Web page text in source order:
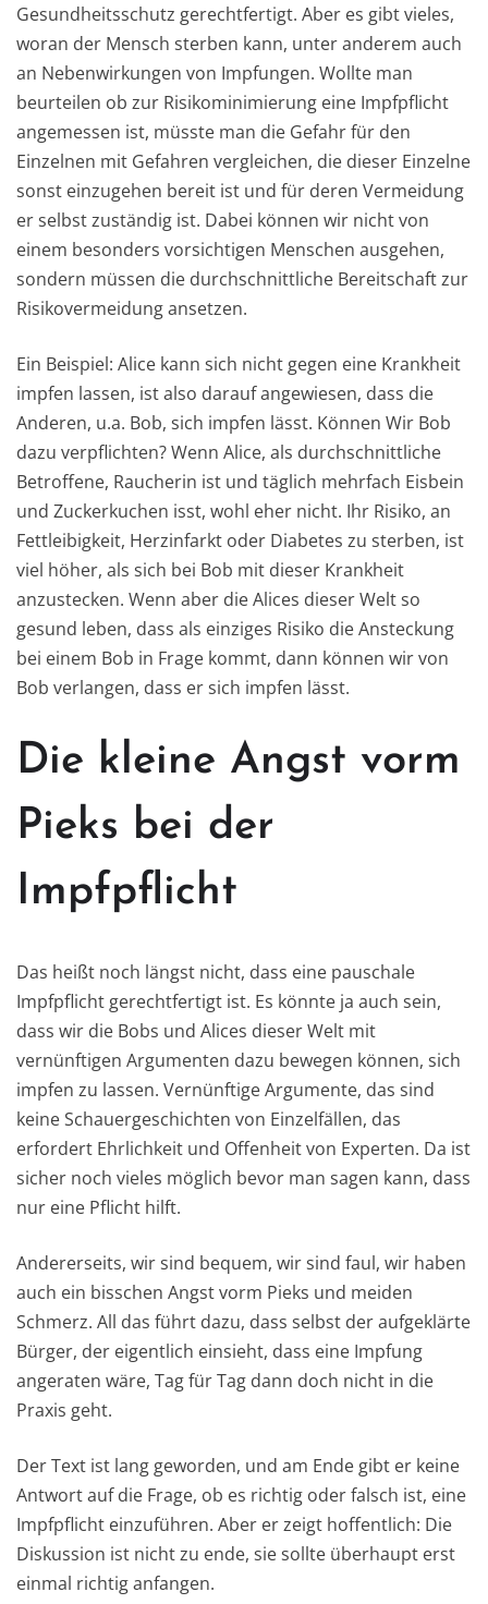
Gesundheitsschutz gerechtfertigt. Aber es gibt vieles,
woran der Mensch sterben kann, unter anderem auch
an Nebenwirkungen von Impfungen. Wollte man
beurteilen ob zur Risikominimierung eine Impfpflicht
angemessen ist, müsste man die Gefahr für den
Einzelnen mit Gefahren vergleichen, die dieser Einzelne
sonst einzugehen bereit ist und für deren Vermeidung
er selbst zuständig ist. Dabei können wir nicht von
einem besonders vorsichtigen Menschen ausgehen,
sondern müssen die durchschnittliche Bereitschaft zur
Risikovermeidung ansetzen.
Ein Beispiel: Alice kann sich nicht gegen eine Krankheit
impfen lassen, ist also darauf angewiesen, dass die
Anderen, u.a. Bob, sich impfen lässt. Können Wir Bob
dazu verpflichten? Wenn Alice, als durchschnittliche
Betroffene, Raucherin ist und täglich mehrfach Eisbein
und Zuckerkuchen isst, wohl eher nicht. Ihr Risiko, an
Fettleibigkeit, Herzinfarkt oder Diabetes zu sterben, ist
viel höher, als sich bei Bob mit dieser Krankheit
anzustecken. Wenn aber die Alices dieser Welt so
gesund leben, dass als einziges Risiko die Ansteckung
bei einem Bob in Frage kommt, dann können wir von
Bob verlangen, dass er sich impfen lässt.
Die kleine Angst vorm
Pieks bei der
Impfpflicht
Das heißt noch längst nicht, dass eine pauschale
Impfpflicht gerechtfertigt ist. Es könnte ja auch sein,
dass wir die Bobs und Alices dieser Welt mit
vernünftigen Argumenten dazu bewegen können, sich
impfen zu lassen. Vernünftige Argumente, das sind
keine Schauergeschichten von Einzelfällen, das
erfordert Ehrlichkeit und Offenheit von Experten. Da ist
sicher noch vieles möglich bevor man sagen kann, dass
nur eine Pflicht hilft.
Andererseits, wir sind bequem, wir sind faul, wir haben
auch ein bisschen Angst vorm Pieks und meiden
Schmerz. All das führt dazu, dass selbst der aufgeklärte
Bürger, der eigentlich einsieht, dass eine Impfung
angeraten wäre, Tag für Tag dann doch nicht in die
Praxis geht.
Der Text ist lang geworden, und am Ende gibt er keine
Antwort auf die Frage, ob es richtig oder falsch ist, eine
Impfpflicht einzuführen. Aber er zeigt hoffentlich: Die
Diskussion ist nicht zu ende, sie sollte überhaupt erst
einmal richtig anfangen.